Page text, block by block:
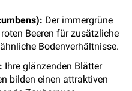
Der immergrüne
Beeren für zusätzliche
Bodenverhältnisse.
Ihre glänzenden Blätter
bilden einen attraktiven